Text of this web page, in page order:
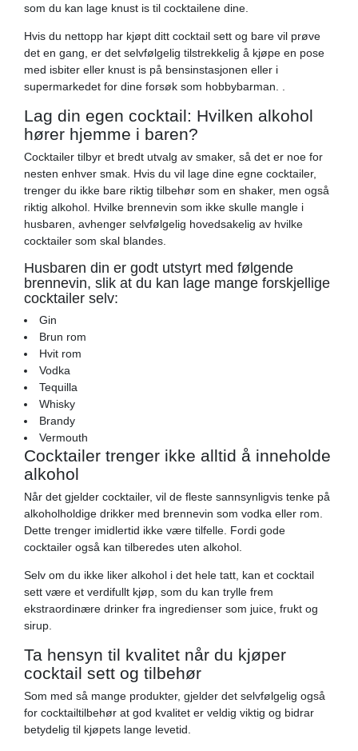
som du kan lage knust is til cocktailene dine.
Hvis du nettopp har kjøpt ditt cocktail sett og bare vil prøve
det en gang, er det selvfølgelig tilstrekkelig å kjøpe en pose
med isbiter eller knust is på bensinstasjonen eller i
supermarkedet for dine forsøk som hobbybarman. .
Lag din egen cocktail: Hvilken alkohol
hører hjemme i baren?
Cocktailer tilbyr et bredt utvalg av smaker, så det er noe for
nesten enhver smak. Hvis du vil lage dine egne cocktailer,
trenger du ikke bare riktig tilbehør som en shaker, men også
riktig alkohol. Hvilke brennevin som ikke skulle mangle i
husbaren, avhenger selvfølgelig hovedsakelig av hvilke
cocktailer som skal blandes.
Husbaren din er godt utstyrt med følgende
brennevin, slik at du kan lage mange forskjellige
cocktailer selv:
Gin
Brun rom
Hvit rom
Vodka
Tequilla
Whisky
Brandy
Vermouth
Cocktailer trenger ikke alltid å inneholde
alkohol
Når det gjelder cocktailer, vil de fleste sannsynligvis tenke på
alkoholholdige drikker med brennevin som vodka eller rom.
Dette trenger imidlertid ikke være tilfelle. Fordi gode
cocktailer også kan tilberedes uten alkohol.
Selv om du ikke liker alkohol i det hele tatt, kan et cocktail
sett være et verdifullt kjøp, som du kan trylle frem
ekstraordinære drinker fra ingredienser som juice, frukt og
sirup.
Ta hensyn til kvalitet når du kjøper
cocktail sett og tilbehør
Som med så mange produkter, gjelder det selvfølgelig også
for cocktailtilbehør at god kvalitet er veldig viktig og bidrar
betydelig til kjøpets lange levetid.